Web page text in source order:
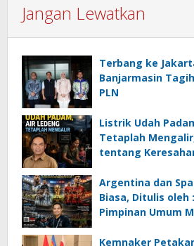
Jangan Lewatkan
Terbang ke
Banjarmasin
PLN
Listrik Udah
Tetaplah
tentang
Ancaman
Rifai, SH
Argentina dan
Biasa, Ditulis oleh
Pimpinan Umum
Kemnaker